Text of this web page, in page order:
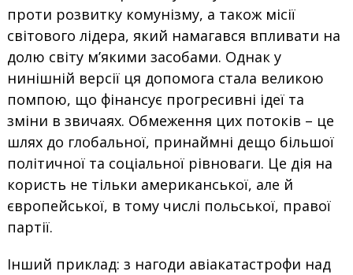
проти розвитку комунізму, а також місії
світового лідера, який намагався впливати на
долю світу м’якими засобами. Однак у
нинішній версії ця допомога стала великою
помпою, що фінансує прогресивні ідеї та
зміни в звичаях. Обмеження цих потоків – це
шлях до глобальної, принаймні дещо більшої
політичної та соціальної рівноваги. Це дія на
користь не тільки американської, але й
європейської, в тому числі польської, правої
партії.
Інший приклад: з нагоди авіакатастрофи над